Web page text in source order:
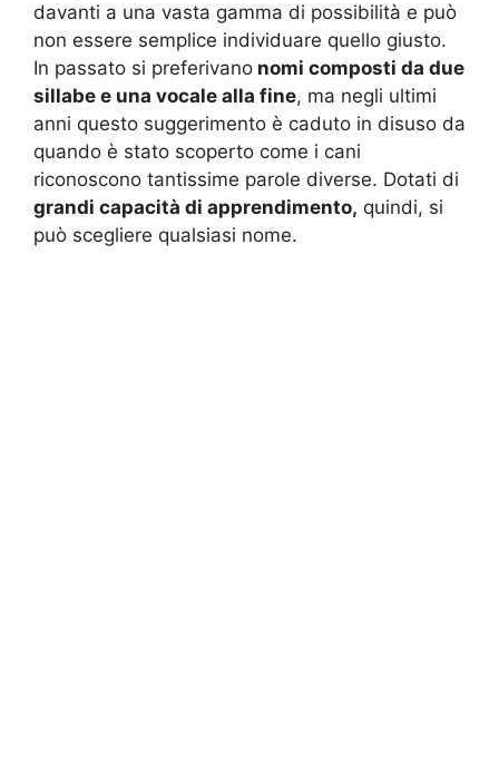
davanti a una vasta gamma di possibilità e può
non essere semplice individuare quello giusto.
In passato si preferivano nomi composti da due
sillabe e una vocale alla fine, ma negli ultimi
anni questo suggerimento è caduto in disuso da
quando è stato scoperto come i cani
riconoscono tantissime parole diverse. Dotati di
grandi capacità di apprendimento, quindi, si
può scegliere qualsiasi nome.